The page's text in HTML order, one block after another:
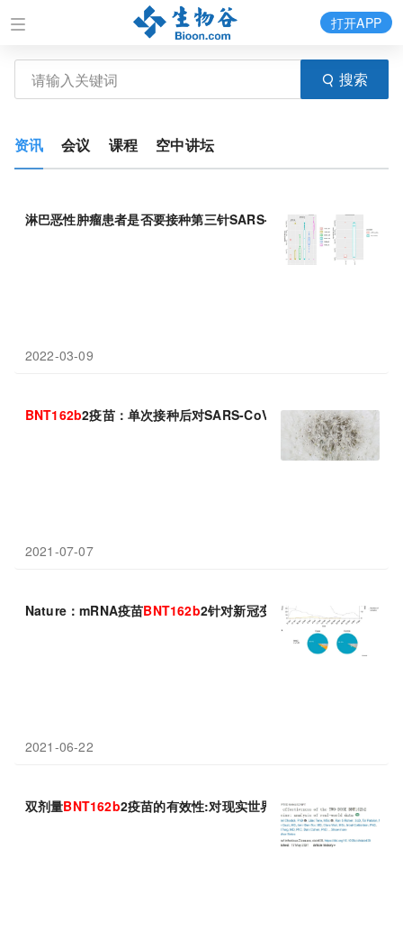
搜索
打开APP
资讯 会议 课程 空中讲坛
淋巴恶性肿瘤患者是否要接种第三针SARS-CoV-2BNT 162
2022-03-09
BNT162b2疫苗：单次接种后对SARS-CoV-2变种和人类冠状病毒
2021-07-07
Nature：mRNA疫苗BNT162b2针对新冠变种病毒的保护作用或
2021-06-22
双剂量BNT162b2疫苗的有效性:对现实世界数据的分析